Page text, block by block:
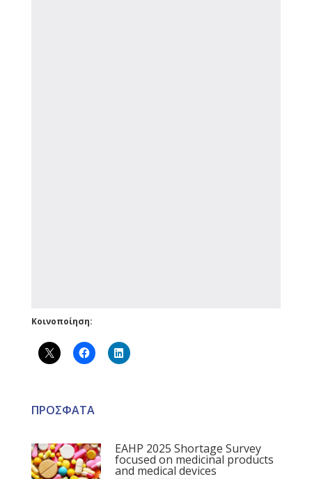
Κοινοποίηση:
ΠΡΟΣΦΑΤΑ
EAHP 2025 Shortage Survey
focused on medicinal products
and medical devices